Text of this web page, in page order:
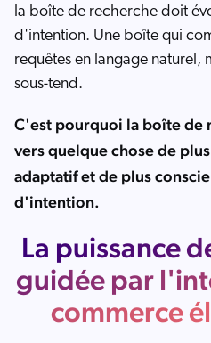
la boîte de recherche doit
d'intention. Une boîte qui
requêtes en langage naturel,
sous-tend.
C'est pourquoi la boîte de
vers quelque chose de
adaptatif et de plus
d'intention.
La puissance
guidée par
commerce